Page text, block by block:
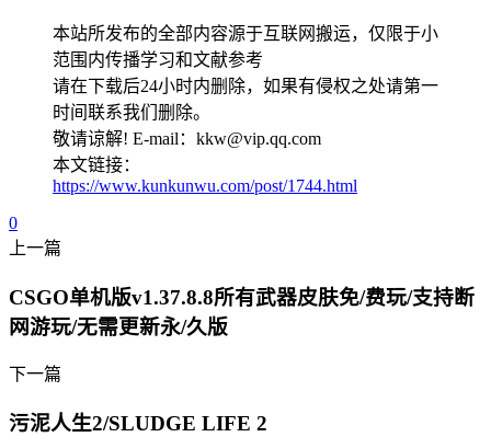
本站所发布的全部内容源于互联网搬运，仅限于小
范围内传播学习和文献参考
请在下载后24小时内删除，如果有侵权之处请第一
时间联系我们删除。
敬请谅解! E-mail：kkw@vip.qq.com
本文链接：
https://www.kunkunwu.com/post/1744.html
0
上一篇
CSGO单机版v1.37.8.8所有武器皮肤免/费玩/支持断
网游玩/无需更新永/久版
下一篇
污泥人生2/SLUDGE LIFE 2